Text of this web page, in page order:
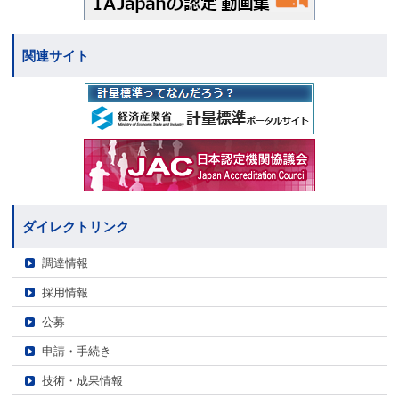
関連サイト
ダイレクトリンク
調達情報
採用情報
公募
申請・手続き
技術・成果情報